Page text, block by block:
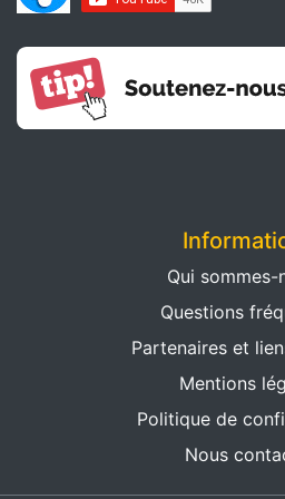
Qui sommes-
Questions
Partenaires et
Mentions
Politique de
Nous